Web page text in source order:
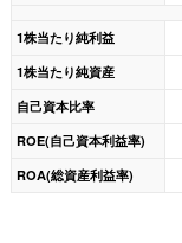
1株当たり純利益
1株当たり純資産
自己資本比率
ROE(自己資本利益率)
ROA(総資産利益率)